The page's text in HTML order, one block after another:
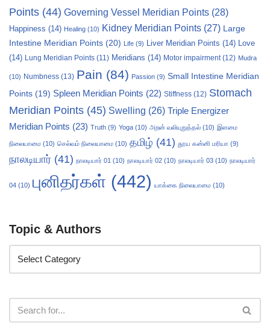
Points (44) Governing Vessel Meridian Points (28)
Happiness (14) Healing (10) Kidney Meridian Points (27) Large
Intestine Meridian Points (20) Life (9) Liver Meridian Points (14)
Love
(14)
Lung Meridian Points (11) Meridians (14) Motor impairment (12) Mudra
(10) Numbness (13) Pain (84) Passion (9) Small Intestine Meridian
Points (19) Spleen Meridian Points (22) Stiffness (12) Stomach
Meridian Points (45) Swelling (26) Triple Energizer
Meridian Points (23) Truth (9) Yoga (10) அறன் வலியுறுத்தல் (10) இளமை
நிலையாமை (10) செல்வம் நிலையாமை (10) தமிழ் (41) தூய கன்னி மரியா (9)
நாலடியார் (41) நாலடியார் 01 (10) நாலடியார் 02 (10) நாலடியார் 03 (10) நாலடியார்
04 (10) புனிதர்கள் (442) யாக்கை நிலையாமை (10)
Topic & Authors